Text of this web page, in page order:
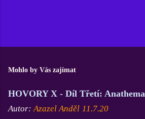
Mohlo by Vás zajímat
HOVORY X - Díl Třetí: Anathema
Autor: Azazel Anděl 11.7.20